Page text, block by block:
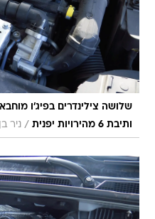
שלושה צילינדרים בפיג'ו
ותיבת 6 מהירויות יפנית
/ ניר